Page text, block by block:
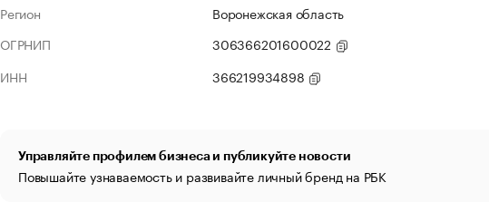
Регион
Воронежская область
ОГРНИП
306366201600022
ИНН
366219934898
Управляйте профилем бизнеса и публикуйте новости
Повышайте узнаваемость и развивайте личный бренд на РБК